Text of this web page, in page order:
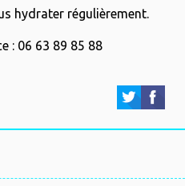
hydrater régulièrement.
: 06 63 89 85 88